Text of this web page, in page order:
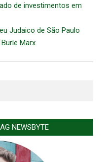
de investimentos em
Judaico de São Paulo
Marx
NEWSBYTE